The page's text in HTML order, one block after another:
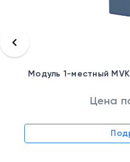
Модуль 1-местный
Цена
keyboard_arrow_left